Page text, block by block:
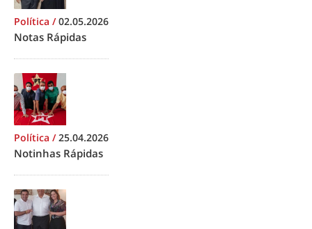
Política /02.05.2026
Notas Rápidas
Política /25.04.2026
Notinhas Rápidas